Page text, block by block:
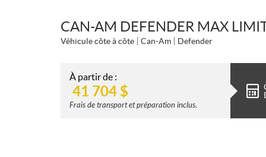
CAN-AM DEFENDER MAX
Véhicule côte à côte Can-Am Defender
À partir de :
41 704 $
Frais de transport et préparation inclus.